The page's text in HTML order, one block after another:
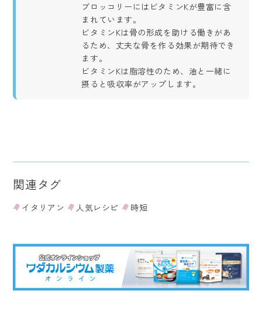
ブロッコリーにはビタミンKが豊富に含
まれています。
ビタミンKは骨の形成を助ける働きがあ
るため、丈夫な骨を作る効果が期待でき
ます。
ビタミンKは脂溶性のため、油と一緒に
摂ると吸収率がアップします。
関連タグ
イタリアン 人気レシピ 時短